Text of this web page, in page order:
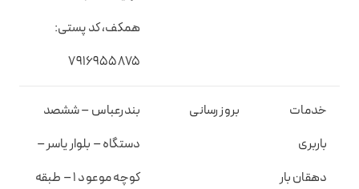
همکف، کد پستی:
۷۹۱۶۹۵۵۸۷۵
خدمات
باربری
دهقان بار
بروز رسانی
بندرعباس – ششصد
دستگاه – بلوار یاسر –
کوچه موعود ۱ – طبقه